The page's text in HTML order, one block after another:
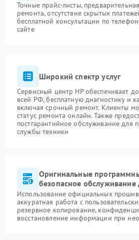
Точные прайс-листы,
ремонта, отсутствие скрытых
бесплатной консультации по
сайте
Широкий спектр услуг
Сервисный центр HP обеспечивает
всей РФ, бесплатную диагностику и
включая срочный ремонт. Клиенты
статус ремонта онлайн. Также
постгарантийное обслуживание для
службы техники
Оригинальные
безопасное
Использование официальных
аккуратная работа с
резервное копирование,
восстановление информации при